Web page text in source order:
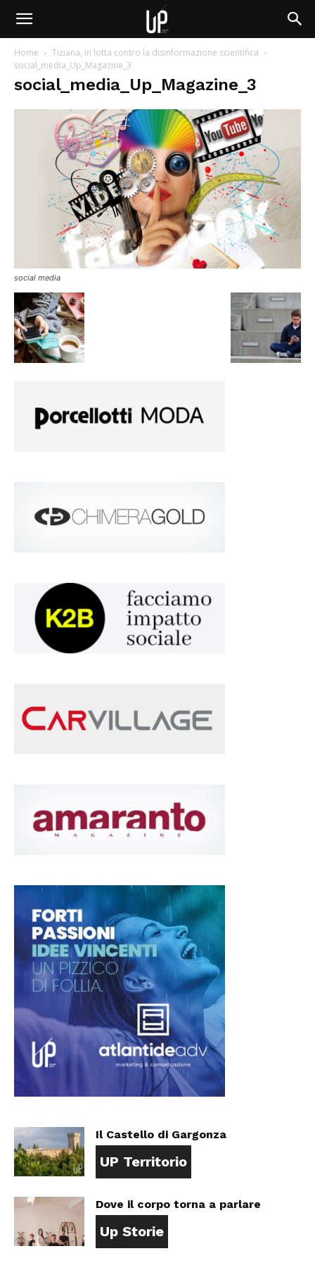
Home
Tiziana, in lotta contro la disinformazione scientifica
social_media_Up_Magazine_3
social_media_Up_Magazine_3
social media
Il Castello di Gargonza
UP Territorio
Dove il corpo torna a parlare
Up Storie